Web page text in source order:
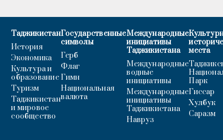
Таджикистан
История
Экономика
Культура и
образование
Туризм
Таджикистан
и мировое
сообщество
Государственные
символы
Герб
Флаг
Гимн
Национальная
валюта
Международные
инициативы
Таджикистана
Международные
водные
инициативы
Международные
инициативы
Таджикистана
Навруз
места
Парк
Гиссар
Хулбук
Саразм